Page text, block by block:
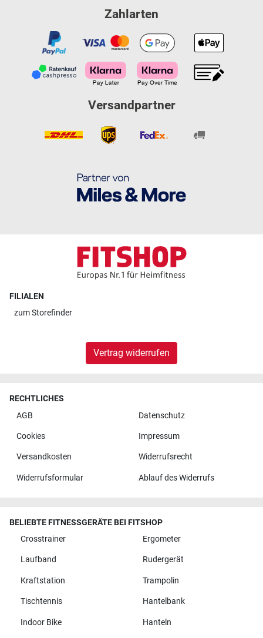
Zahlarten
Versandpartner
FILIALEN
zumStorefinder
Vertrag widerrufen
RECHTLICHES
AGB
Datenschutz
Cookies Impressum
Versandkosten Widerrufsrecht
Widerrufsformular Ablauf des Widerrufs
BELIEBTE FITNESSGERÄTE BEI FITSHOP
Crosstrainer
Ergometer
Laufband Rudergerät
Kraftstation Trampolin
Tischtennis Hantelbank
Indoor Bike Hanteln